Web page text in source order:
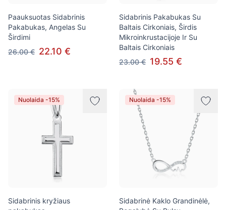
Paauksuotas Sidabrinis
Pakabukas, Angelas Su
Širdimi
26.00 € 22.10 €
Sidabrinis Pakabukas Su
Baltais Cirkoniais, Širdis
Mikroinkrustacijoje Ir Su
Baltais Cirkoniais
23.00 € 19.55 €
Nuolaida -15%
Sidabrinis kryžiaus
Nuolaida -15%
Sidabrinė Kaklo Grandinėlė,